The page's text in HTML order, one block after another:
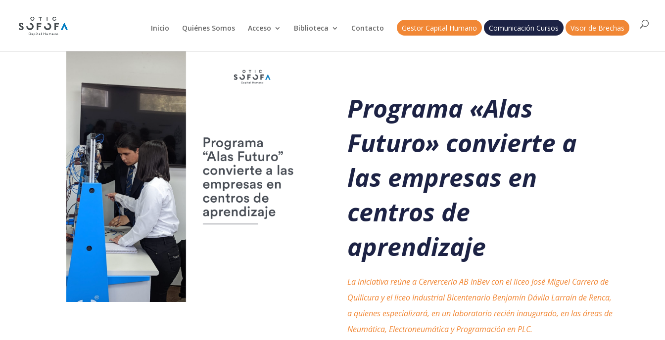
Inicio Quiénes Somos Acceso Biblioteca Contacto Gestor Capital Humano Comunicación Cursos Visor de Brechas
Programa «Alas
Futuro» convierte a
las empresas en
centros de
aprendizaje
La iniciativa reúne a Cervercería AB InBev con el liceo José Miguel Carrera de
Quilicura y el liceo Industrial Bicentenario Benjamín Dávila Larraín de Renca,
a quienes especializará, en un laboratorio recién inaugurado, en las áreas de
Neumática, Electroneumática y Programación en PLC.